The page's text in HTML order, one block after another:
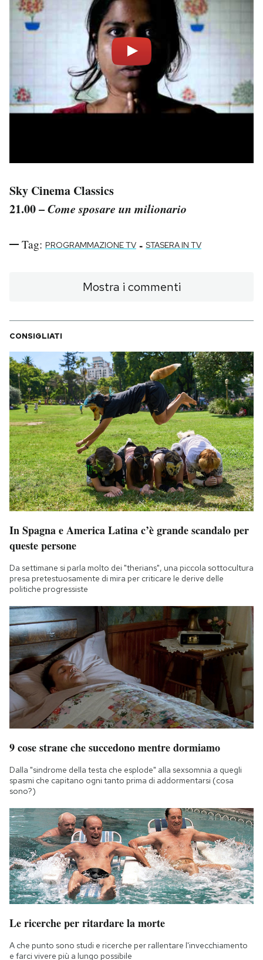
Sky Cinema Classics
21.00 –Come sposare un milionario
Tag: PROGRAMMAZIONE TV - STASERA IN TV
Mostra i commenti
CONSIGLIATI
In Spagna e America Latina c’è grande scandalo per
queste persone
Da settimane si parla molto dei "therians", una piccola sottocultura
presa pretestuosamente di mira per criticare le derive delle
politiche progressiste
9 cose strane che succedono mentre dormiamo
Dalla "sindrome della testa che esplode" alla sexsomnia a quegli
spasmi che capitano ogni tanto prima di addormentarsi (cosa
sono?)
Le ricerche per ritardare la morte
A che punto sono studi e ricerche per rallentare l'invecchiamento
e farci vivere più a lungo possibile